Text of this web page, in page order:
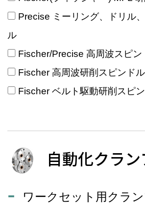
Precise ミーリング、ドリル
ル
Fischer/Precise 高周波スピン
Fischer 高周波研削スピンドル
Fischer ベルト駆動研削スピ
自動化クラ
ワークセット用クラ